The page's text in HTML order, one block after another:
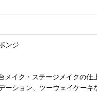
ンジ
イク・ステージメイクの仕
ション、ツーウェイケー